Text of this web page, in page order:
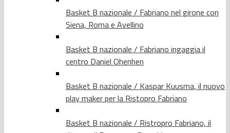
Basket B nazionale / Fabriano nel girone con
Siena, Roma e Avellino
Basket B nazionale / Fabriano ingaggia il
centro Daniel Ohenhen
Basket B nazionale / Kaspar Kuusma, il nuovo
play maker per la Ristopro Fabriano
Basket B nazionale / Ristropro Fabriano, il